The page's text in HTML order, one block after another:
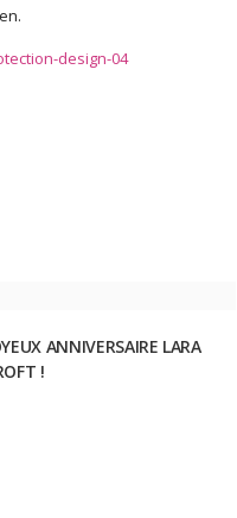
ANNIVERSAIRE LARA
!